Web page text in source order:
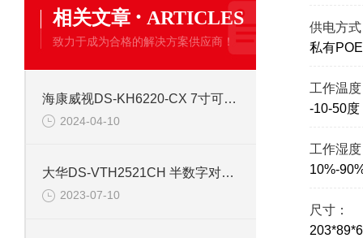
相关文章 · ARTICLES
致力于成为合格的解决方案供应商！
海康威视DS-KH6220-CX 7寸可视对讲室内机
2024-04-10
大华DS-VTH2521CH 半数字对讲室内机
2023-07-10
供电方
私有POE
工作温
-10-50度
工作湿
10%-
尺寸：